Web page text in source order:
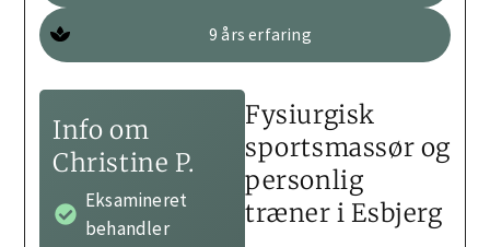
9 års erfaring
Info om
Christine P.
Eksamineret
behandler
Fysiurgisk
sportsmassør og
personlig
træner i Esbjerg